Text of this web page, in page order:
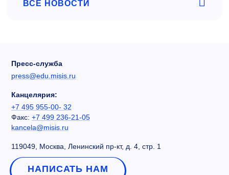
ВСЕ НОВОСТИ
Пресс-служба
press@edu.misis.ru
Канцелярия:
+7 495 955-00- 32
Факс: +7 499 236-21-05
kancela@misis.ru
119049, Москва, Ленинский пр-кт, д. 4, стр. 1
НАПИСАТЬ НАМ